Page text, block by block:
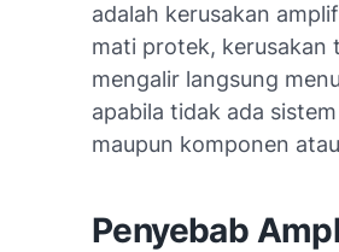
adalah kerusakan
mati protek, kerusakan
mengalir langsung
apabila tidak ada
maupun komponen
Penyebab